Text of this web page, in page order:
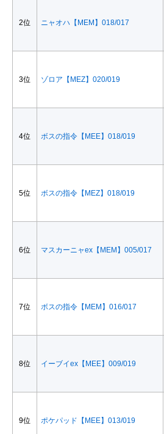
2位 ニャオハ【MEM】018/017
3位 ゾロア【MEZ】020/019
4位 ボスの指令【MEE】018/019
5位 ボスの指令【MEZ】018/019
6位 マスカーニャex【MEM】005/017
7位 ボスの指令【MEM】016/017
8位 イーブイex【MEE】009/019
9位 ポケパッド【MEE】013/019